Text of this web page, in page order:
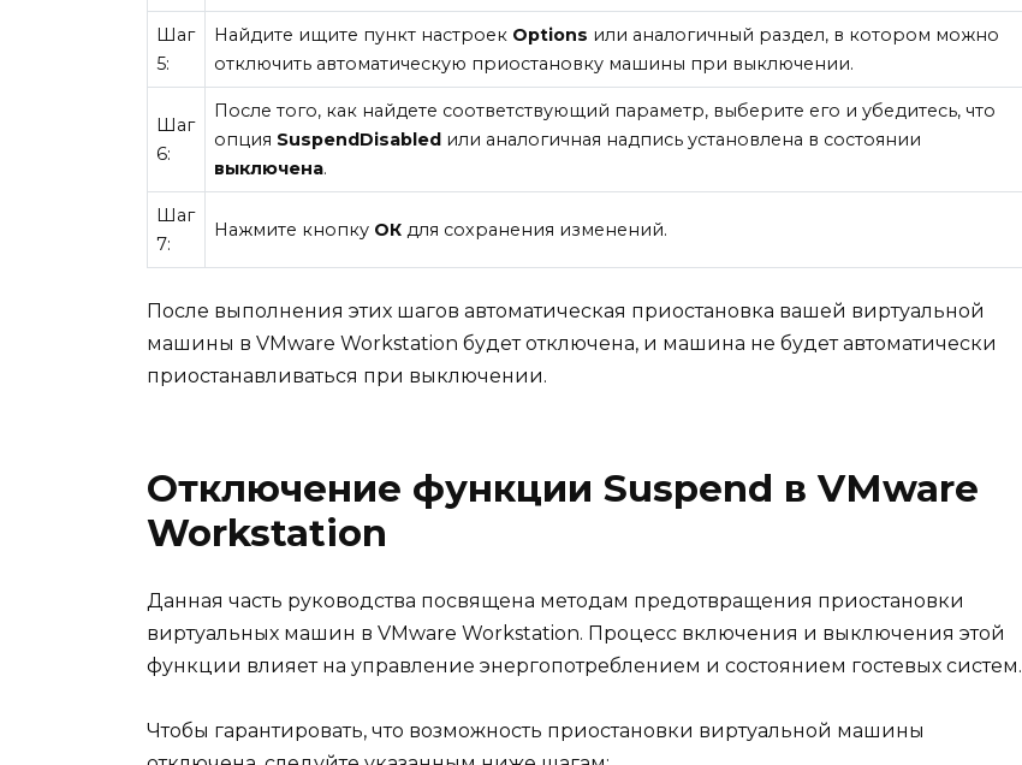
Шаг
5:
Найдите ищите пункт настроек Options или аналогичный раздел, в котором можно
отключить автоматическую приостановку машины при выключении.
Шаг
6:
После того, как найдете соответствующий параметр, выберите его и убедитесь, что
опция SuspendDisabled или аналогичная надпись установлена в состоянии
выключена.
Шаг
7:
Нажмите кнопку ОК для сохранения изменений.
После выполнения этих шагов автоматическая приостановка вашей виртуальной
машины в VMware Workstation будет отключена, и машина не будет автоматически
приостанавливаться при выключении.
Отключение функции Suspend в VMware
Workstation
Данная часть руководства посвящена методам предотвращения приостановки
виртуальных машин в VMware Workstation. Процесс включения и выключения этой
функции влияет на управление энергопотреблением и состоянием гостевых систем.
Чтобы гарантировать, что возможность приостановки виртуальной машины